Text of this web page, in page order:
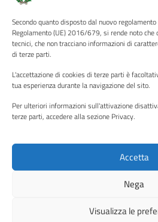
Secondo quanto disposto dal nuovo
Regolamento (UE) 2016/679, si rende noto
tecnici, che non tracciano informazioni di
di terze parti.
L'accettazione di cookies di terze parti è
tua esperienza durante la navigazione del sito.
Per ulteriori informazioni sull'attivazione
terze parti, accedere alla sezione Privacy.
Accetta
Nega
Visualizza le
Albo pretorio
Informativa privacy
Note legali
Piano di miglioramento del sito
Instagram